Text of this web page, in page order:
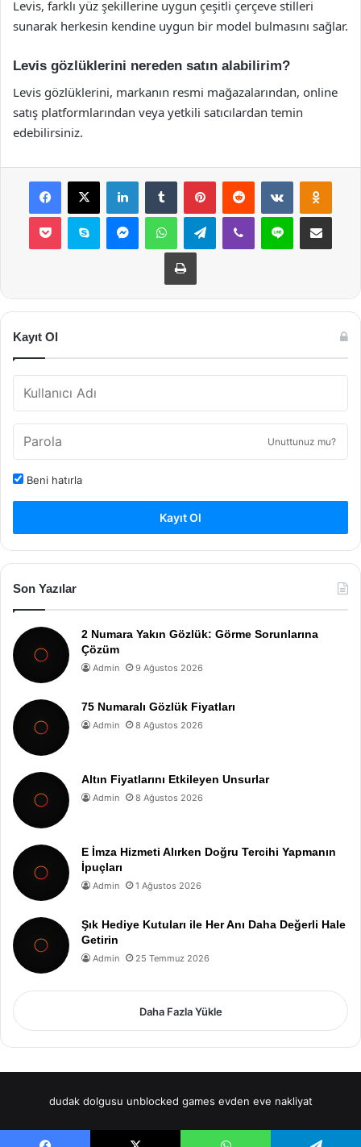
Levis, farklı yüz şekillerine uygun çeşitli çerçeve stilleri
sunarak herkesin kendine uygun bir model bulmasını sağlar.
Levis gözlüklerini nereden satın alabilirim?
Levis gözlüklerini, markanın resmi mağazalarından, online
satış platformlarından veya yetkili satıcılardan temin
edebilirsiniz.
Facebook
X LinkedInTumblr PinterestReddit VKontakte
Pocket Skype MessengerWhatsAppTelegramViber Line E-Posta ile
Yazdır
Kayıt Ol
Unuttunuz mu?
Beni hatırla
Kayıt Ol
Son Yazılar
2 Numara Yakın Gözlük: Görme Sorunlarına
Çözüm
Admin 9 Ağustos 2026
75 Numaralı Gözlük Fiyatları
Admin 8 Ağustos 2026
Altın Fiyatlarını Etkileyen Unsurlar
Admin 8 Ağustos 2026
E İmza Hizmeti Alırken Doğru Tercihi Yapmanın
İpuçları
Admin 1 Ağustos 2026
Şık Hediye Kutuları ile Her Anı Daha Değerli Hale
Getirin
Admin 25 Temmuz 2026
Daha Fazla Yükle
dudak dolgusu unblocked games evden eve nakliyat